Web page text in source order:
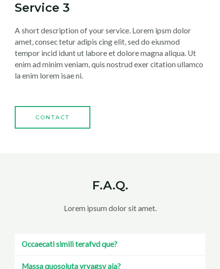
Service 3
A short description of your service. Lorem ipsm dolor
amet, consec tetur adipis cing elit, sed do eiusmod
tempor incid idunt ut labore et dolore magna aliqua. Ut
enim ad minim veniam, quis nostrud exer citation ullamco
la enim lorem isae ni.
CONTACT
F.A.Q.
Lorem ipsum dolor sit amet.
Occaecati simili terafvd que?
Massa quosoluta yrvagsv aja?